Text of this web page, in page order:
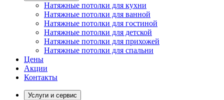
Натяжные потолки для кухни
Натяжные потолки для ванной
Натяжные потолки для гостиной
Натяжные потолки для детской
Натяжные потолки для прихожей
Натяжные потолки для спальни
Цены
Акции
Контакты
Услуги и сервис